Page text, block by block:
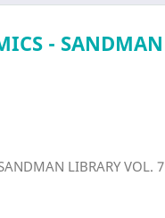
-
LIBRARY VOL.